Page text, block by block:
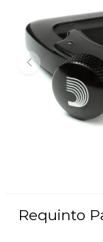
Requinto Para Clasica Daddario